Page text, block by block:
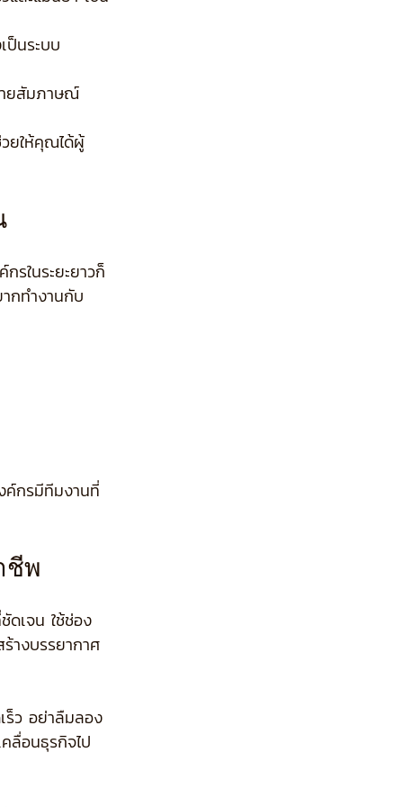
ป็นระบบ
ายสัมภาษณ์
วยให้คุณได้ผู้
รในระยะยาวก็
กทำงานกับ
ค์กรมีทีมงานที่
ชีพ
ดเจน ใช้ช่อง
างบรรยากาศ
ร็ว อย่าลืมลอง
ลื่อนธุรกิจไป